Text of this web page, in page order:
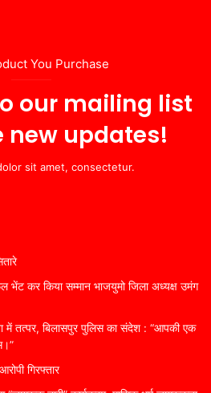
You Purchase
our mailing list
new updates!
sit amet, consectetur.
भेंट कर किया सम्मान भाजयुमो जिला अध्यक्ष उमंग
में तत्पर, बिलासपुर पुलिस का संदेश : “आपकी एक
गिरफ्तार